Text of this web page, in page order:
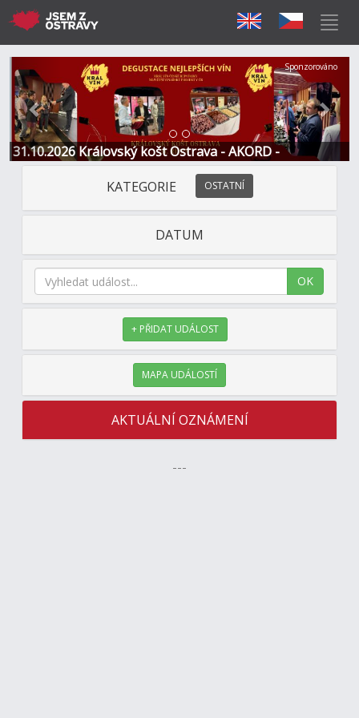
31.10.2026 Královský košt Ostrava - AKORD -
Restaurace a Hotel
Předchozí Další
Sponzorováno
KATEGORIE OSTATNÍ
DATUM
OK
+ PŘIDAT UDÁLOST
MAPA UDÁLOSTÍ
AKTUÁLNÍ OZNÁMENÍ
---